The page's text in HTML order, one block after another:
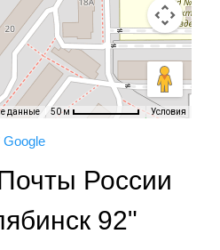
данные 50 м Условия
Google
России
92"